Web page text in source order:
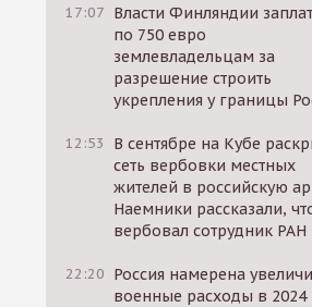
17:07 Власти Финляндии
по 750 евро
землевладельцам за
разрешение строить
укрепления у границы
12:53
В сентябре на Кубе
сеть вербовки местных
жителей в российскую
Наемники рассказали,
вербовал сотрудник РАН
22:20 Россия намерена
военные расходы в 2024